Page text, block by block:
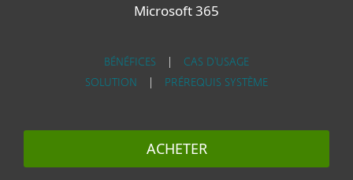
Microsoft 365
BÉNÉFICES
CAS D'USAGE
SOLUTION
PRÉREQUIS SYSTÈME
ACHETER